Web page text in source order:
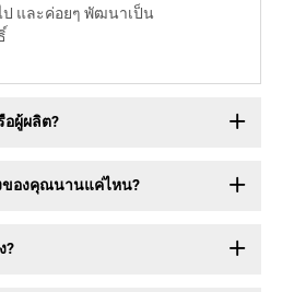
และค่อยๆ พัฒนาเป็น
ผู้ผลิต?
ของคุณนานแค่ไหน?
?